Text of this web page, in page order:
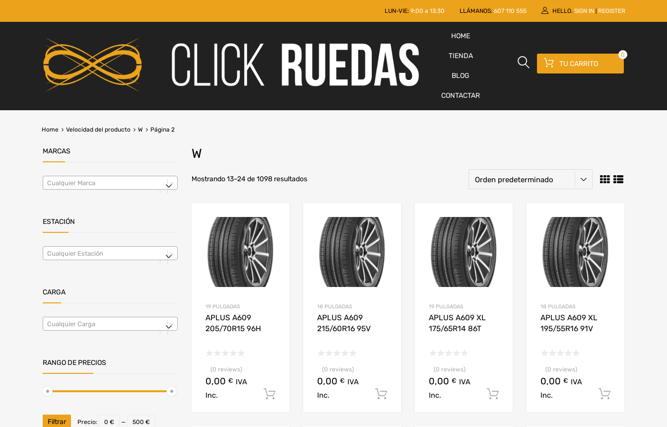
LUN-VIE: 9:00 a 13:30 LLÁMANOS: 607 110 555 HELLO. SIGN IN REGISTER
TU CARRITO
0
HOME
TIENDA
BLOG
CONTACTAR
Home Velocidad del producto W Página 2
W
Mostrando 13–24 de 1098 resultados
19 PULGADAS
APLUS A609
205/70R15 96H
(0 reviews)
0,00 € IVA
Inc.
Añadir al carrito
18 PULGADAS
APLUS A609
215/60R16 95V
(0 reviews)
0,00 € IVA
Inc.
Añadir al carrito
19 PULGADAS
APLUS A609 XL
175/65R14 86T
(0 reviews)
0,00 € IVA
Inc.
Añadir al carrito
18 PULGADAS
APLUS A609 XL
195/55R16 91V
(0 reviews)
0,00 € IVA
Inc.
MARCAS
Cualquier Marca
ESTACIÓN
Cualquier Estación
CARGA
Cualquier Carga
RANGO DE PRECIOS
Filtrar Precio: 0 € — 500 €